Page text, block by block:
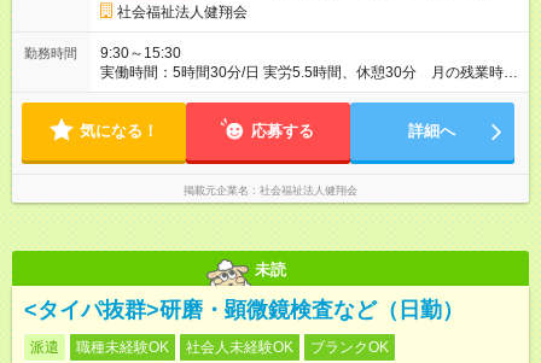
同じです。 給与：時給 1,180円以上 3ヶ月間で必要な知識能力を
身に着けてもらいます。 福利厚生の一部が制限されます。
社会福祉法人健翔会
勤務時間
9:30～15:30
実働時間：5時間30分/日 実労5.5時間、休憩30分 月の残業時間
はありません。 毎月第4金曜日 職員会議 17：00～18：30 研
週4日以上勤務の募集です。
気になる！ 応募する 詳細へ
掲載元企業名 社会福祉法人健翔会
未読
<タイパ抜群>研磨・顕微鏡検査など（日勤）
派遣 職種未経験OK 社会人未経験OK
ブランクOK